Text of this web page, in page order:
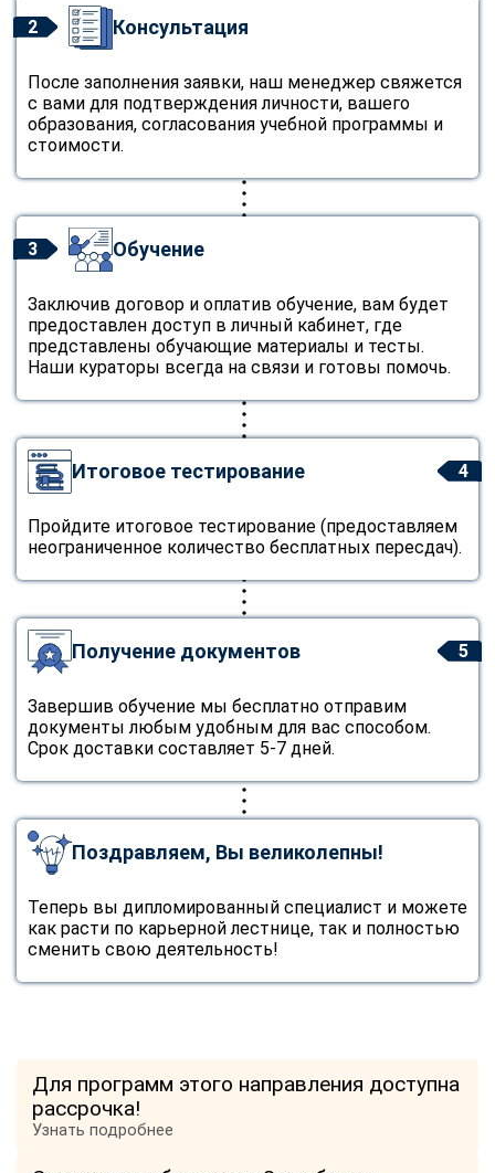
2 Консультация
После заполнения заявки, наш менеджер свяжется
с вами для подтверждения личности, вашего
образования, согласования учебной программы и
стоимости.
3 Обучение
Заключив договор и оплатив обучение, вам будет
предоставлен доступ в личный кабинет, где
представлены обучающие материалы и тесты.
Наши кураторы всегда на связи и готовы помочь.
4
Итоговое тестирование
Пройдите итоговое тестирование (предоставляем
неограниченное количество бесплатных пересдач).
5
Получение документов
Завершив обучение мы бесплатно отправим
документы любым удобным для вас способом.
Срок доставки составляет 5-7 дней.
Поздравляем, Вы великолепны!
Теперь вы дипломированный специалист и можете
как расти по карьерной лестнице, так и полностью
сменить свою деятельность!
Для программ этого направления доступна
рассрочка!
Узнать подробнее